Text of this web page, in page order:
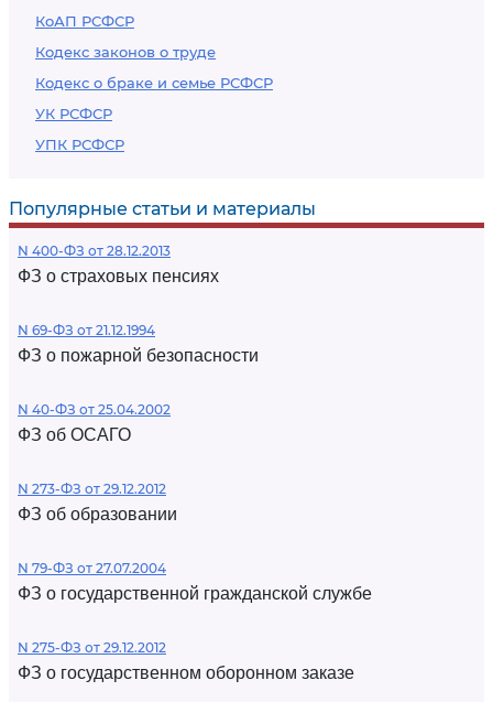
КоАП РСФСР
Кодекс законов о труде
Кодекс о браке и семье РСФСР
УК РСФСР
УПК РСФСР
Популярные статьи и материалы
N 400-ФЗ от 28.12.2013
ФЗ о страховых пенсиях
N 69-ФЗ от 21.12.1994
ФЗ о пожарной безопасности
N 40-ФЗ от 25.04.2002
ФЗ об ОСАГО
N 273-ФЗ от 29.12.2012
ФЗ об образовании
N 79-ФЗ от 27.07.2004
ФЗ о государственной гражданской службе
N 275-ФЗ от 29.12.2012
ФЗ о государственном оборонном заказе